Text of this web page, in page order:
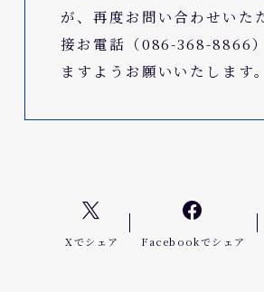
が、再度お問い合わせいた
接お電話（086-368-8866
ますようお願いいたします。
Xでシェア Facebookでシェア